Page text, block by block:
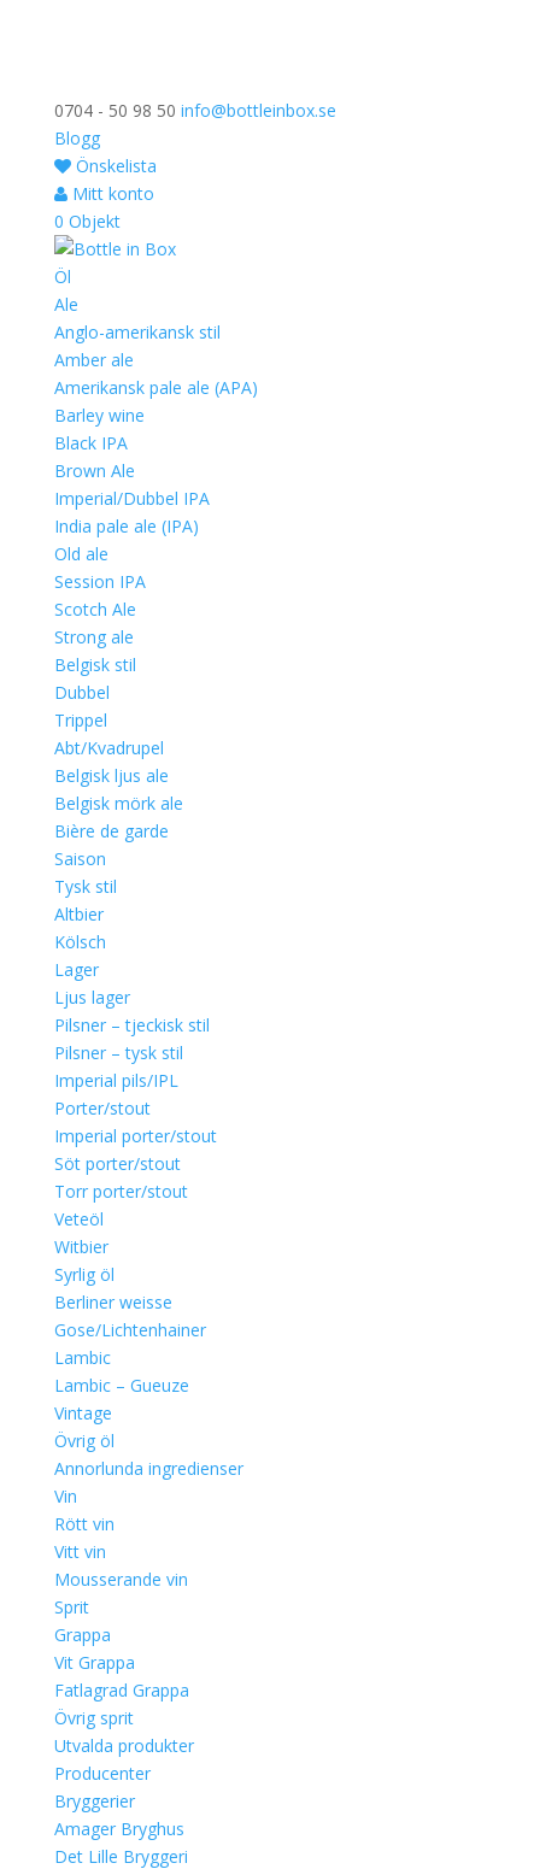
0704 - 50 98 50 info@bottleinbox.se
Blogg
Önskelista
Mitt konto
0 Objekt
Öl
Ale
Anglo-amerikansk stil
Amber ale
Amerikansk pale ale (APA)
Barley wine
Black IPA
Brown Ale
Imperial/Dubbel IPA
India pale ale (IPA)
Old ale
Session IPA
Scotch Ale
Strong ale
Belgisk stil
Dubbel
Trippel
Abt/Kvadrupel
Belgisk ljus ale
Belgisk mörk ale
Bière de garde
Saison
Tysk stil
Altbier
Kölsch
Lager
Ljus lager
Pilsner – tjeckisk stil
Pilsner – tysk stil
Imperial pils/IPL
Porter/stout
Imperial porter/stout
Söt porter/stout
Torr porter/stout
Veteöl
Witbier
Syrlig öl
Berliner weisse
Gose/Lichtenhainer
Lambic
Lambic – Gueuze
Vintage
Övrig öl
Annorlunda ingredienser
Vin
Rött vin
Vitt vin
Mousserande vin
Sprit
Grappa
Vit Grappa
Fatlagrad Grappa
Övrig sprit
Utvalda produkter
Producenter
Bryggerier
Amager Bryghus
Det Lille Bryggeri